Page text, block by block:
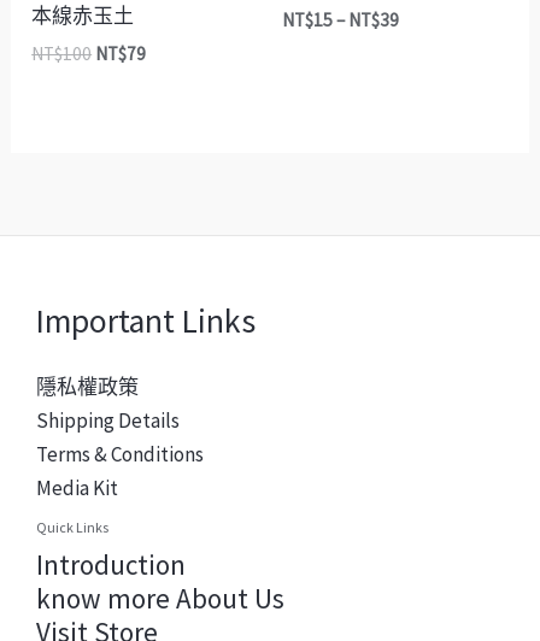
本線赤玉土
NT$100 NT$79
NT$15– NT$39
Important Links
隱私權政策
Shipping Details
Terms & Conditions
Media Kit
Quick Links
Introduction
know more About Us
Visit Store